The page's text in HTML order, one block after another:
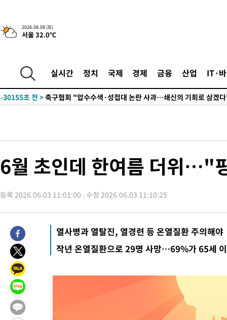
2026.08.08 (토)
서울 32.0℃
실시간 정치 국제 경제 금융 산업 IT·
-10439초 전 >
[속보]뉴욕증시 상승 마감…S&P 0.6% 나스닥 1.3%↑
-30155초 전 >
-28672초 전 >[속보]'압수수색·성접대 논란' 축구협회 "실망과 걱정 안겨드
-30175초 전 >축구협회 "압수수색·성접대 논란 사과…쇄신의 기회로 삼겠
송"
-17313초 전 >'최고 37도' 폭염 지속…강원동해안 최대 150㎜ 비
6월 초인데 한여름 더위…"
등록 2026.06.03 11:01:00 수정 2026.06.03 11:10:25
열사병과 열탈진, 열경련 등 온열질환 주의해야
작년 온열질환으로 29명 사망…69%가 65세